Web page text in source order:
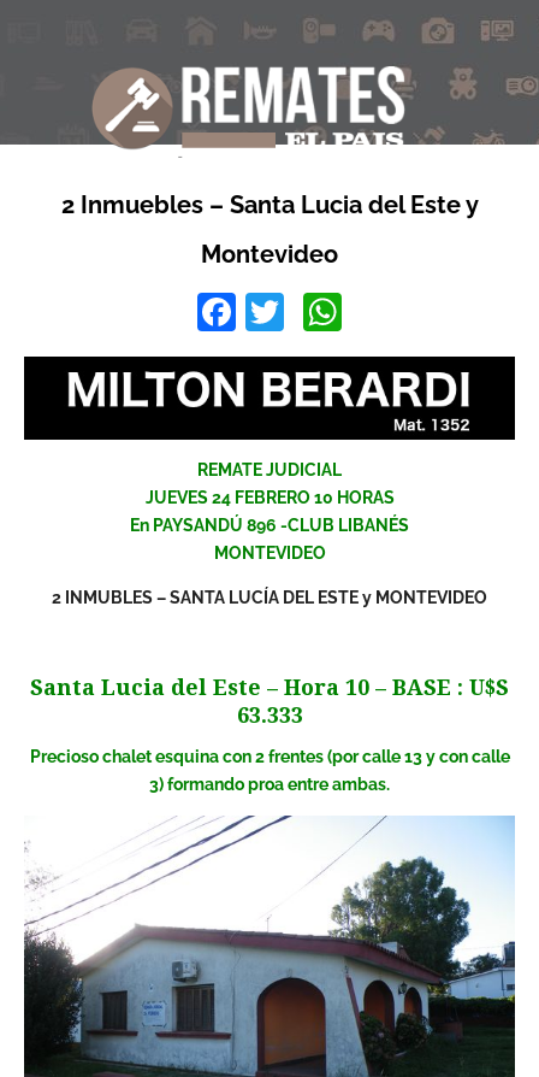
2 Inmuebles – Santa Lucia del Este y
Montevideo
Facebook
Twitter
REMATE JUDICIAL
JUEVES 24 FEBRERO 10 HORAS
En PAYSANDÚ 896 -CLUB LIBANÉS
MONTEVIDEO
2 INMUBLES – SANTA LUCÍA DEL ESTE y MONTEVIDEO
Santa Lucia del Este – Hora 10 – BASE : U$S
63.333
Precioso chalet esquina con 2 frentes (por calle 13 y con calle
3) formando proa entre ambas.